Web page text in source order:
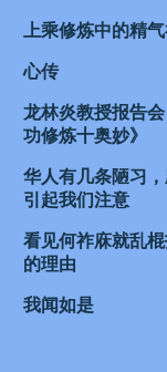
上乘修炼中的精
心传
龙林炎教授报告
功修炼十奥妙》
华人有几条陋习
引起我们注意
看见何祚庥就乱
的理由
我闻如是